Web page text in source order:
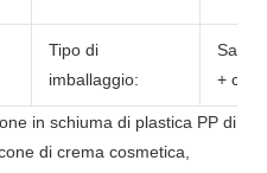
Tipo di
imballaggio:
+